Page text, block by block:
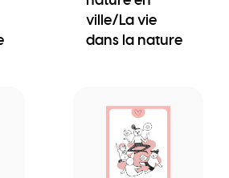
ville/La vie
dans la nature